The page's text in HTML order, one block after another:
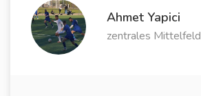
Ahmet Yapici
zentrales Mittelfeld